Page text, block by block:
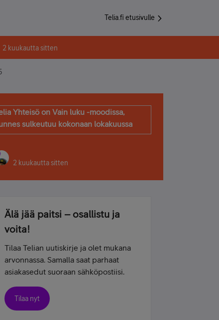
Telia.fi etusivulle
2 kuukautta sitten
Yhteisö on Vain luku -moodissa,
sulkeutuu kokonaan lokakuussa
2 kuukautta sitten
Älä jää paitsi – osallistu ja
voita!
Tilaa Telian uutiskirje ja olet mukana
arvonnassa. Samalla saat parhaat
asiakasedut suoraan sähköpostiisi.
Tilaa nyt